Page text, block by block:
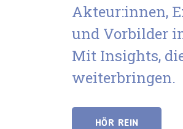
Akteur:innen,
und Vorbilder
Mit Insights,
weiterbringen.
HÖR REIN